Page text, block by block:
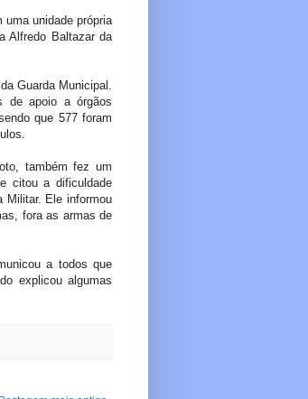
uma unidade própria
Alfredo Baltazar da
Guarda Municipal.
de apoio a órgãos
que 577 foram
também fez um
citou a dificuldade
Militar. Ele informou
fora as armas de
a todos que
explicou algumas